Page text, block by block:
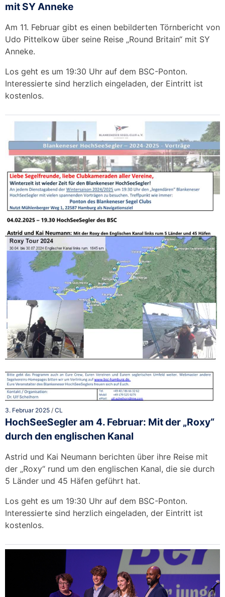
mit SY Anneke
Am 11. Februar gibt es einen bebilderten Törnbericht von
Udo Pittelkow über seine Reise „Round Britain“ mit SY
Anneke.
Los geht es um 19:30 Uhr auf dem BSC-Ponton.
Interessierte sind herzlich eingeladen, der Eintritt ist
kostenlos.
3. Februar 2025 / CL
HochSeeSegler am 4. Februar: Mit der „Roxy“
durch den englischen Kanal
Astrid und Kai Neumann berichten über ihre Reise mit
der „Roxy“ rund um den englischen Kanal, die sie durch
5 Länder und 45 Häfen geführt hat.
Los geht es um 19:30 Uhr auf dem BSC-Ponton.
Interessierte sind herzlich eingeladen, der Eintritt ist
kostenlos.